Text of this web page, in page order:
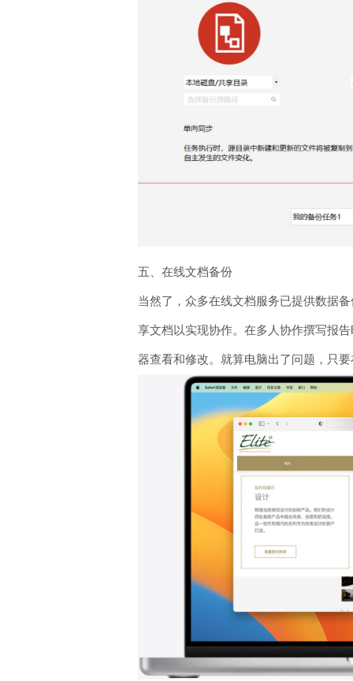
五、在线文档备份
当然了，众多在线文档服务已提供数据
享文档以实现协作。在多人协作撰写报
器查看和修改。就算电脑出了问题，只